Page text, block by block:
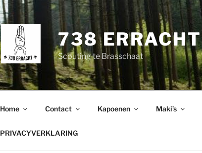
738 ERRACHT
Scouting te Brasschaat
Home Contact Kapoenen Maki’s
PRIVACYVERKLARING